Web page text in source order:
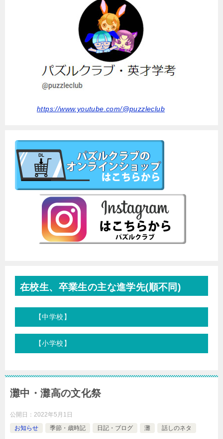
https://www.youtube.com/@puzzleclub
在校生、卒業生の主な進学先(順不同)
【中学校】
【小学校】
灘中・灘高の文化祭
公開日： 2022年5月1日
お知らせ
季節・歳時記 日記・ブログ 灘 話しのネタ